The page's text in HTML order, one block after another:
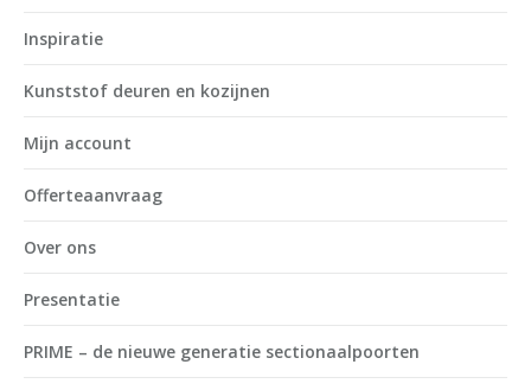
Inspiratie
Kunststof deuren en kozijnen
Mijn account
Offerteaanvraag
Over ons
Presentatie
PRIME – de nieuwe generatie sectionaalpoorten